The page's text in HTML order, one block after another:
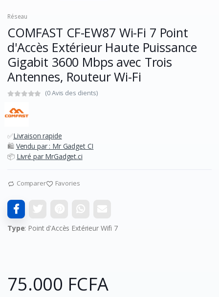
Réseau
COMFAST CF-EW87 Wi-Fi 7 Point
d'Accès Extérieur Haute Puissance
Gigabit 3600 Mbps avec Trois
Antennes, Routeur Wi-Fi
(0 Avis des clients)
✅Livraison rapide
🛍️ Vendu par : Mr Gadget CI
📦 Livré par MrGadget.ci
Comparer Favories
Type: Point d'Accès Extérieur Wifi 7
75.000 FCFA